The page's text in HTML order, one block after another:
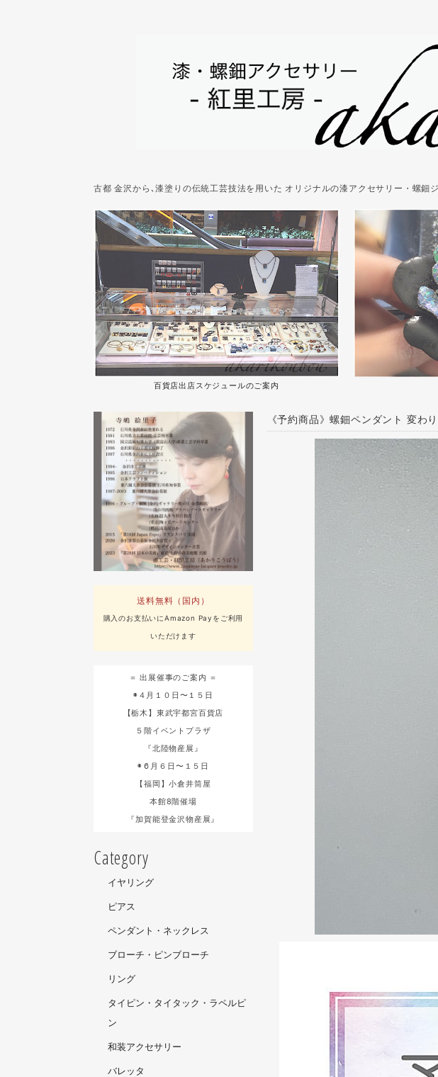
古都 金沢から､漆塗りの伝統工芸技法を用いた オリジナルの漆アクセサリー・螺鈿
百貨店出店スケジュールのご案内
送料無料（国内）
購入のお支払いにAmazon Payをご利用
いただけます
＝ 出展催事のご案内 ＝
◉４月１０日〜１５日
【栃木】東武宇都宮百貨店
５階イベントプラザ
『北陸物産展』
◉６月６日〜１５日
【福岡】小倉井筒屋
本館8階催場
『加賀能登金沢物産展』
Category
イヤリング
ピアス
ペンダント・ネックレス
ブローチ・ピンブローチ
リング
タイピン・タイタック・ラペルピ
ン
和装アクセサリー
バレッタ
《予約商品》螺鈿ペンダント 変わ